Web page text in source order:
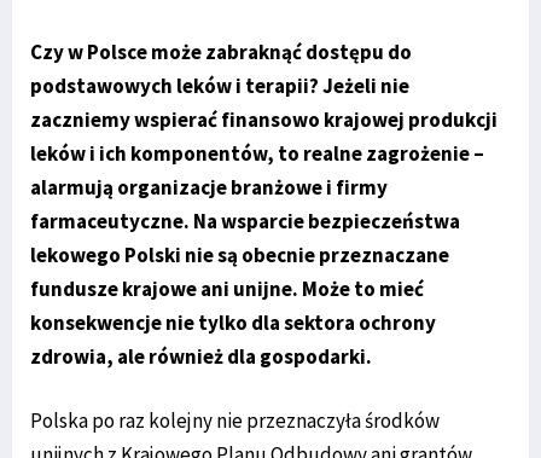
Czy w Polsce może zabraknąć dostępu do
podstawowych leków i terapii? Jeżeli nie
zaczniemy wspierać finansowo krajowej produkcji
leków i ich komponentów, to realne zagrożenie –
alarmują organizacje branżowe i firmy
farmaceutyczne. Na wsparcie bezpieczeństwa
lekowego Polski nie są obecnie przeznaczane
fundusze krajowe ani unijne. Może to mieć
konsekwencje nie tylko dla sektora ochrony
zdrowia, ale również dla gospodarki.
Polska po raz kolejny nie przeznaczyła środków